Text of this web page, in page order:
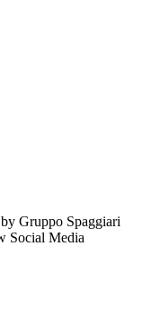
Gruppo Spaggiari
Social Media